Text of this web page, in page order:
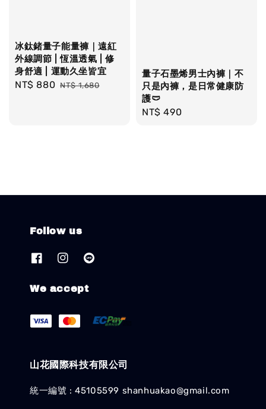
冰鈦鍺量子能量褲｜遠紅
外線調節 | 恆溫透氣 | 修
身舒適 | 運動久坐皆宜
Sale
NT$ 880 Regular
NT$ 1,680
量子石墨烯男士內褲｜不
只是內褲，是日常健康防
護🩲
Regular
NT$ 490
Follow us
We accept
山花國際科技有限公司
統一編號 : 45105599 shanhuakao@gmail.com